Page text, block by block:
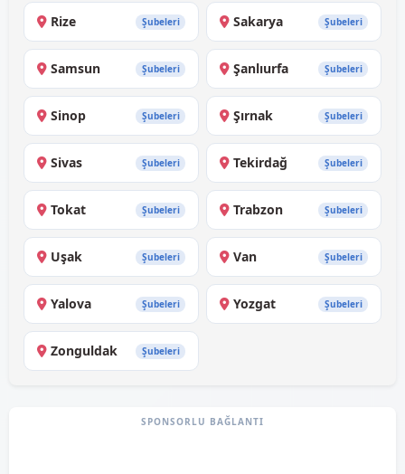
Rize Şubeleri Sakarya Şubeleri
Samsun Şubeleri Şanlıurfa Şubeleri
Sinop Şubeleri Şırnak Şubeleri
Sivas Şubeleri Tekirdağ Şubeleri
Tokat Şubeleri Trabzon Şubeleri
Uşak Şubeleri Van Şubeleri
Yalova Şubeleri Yozgat Şubeleri
Zonguldak Şubeleri
SPONSORLU BAĞLANTI